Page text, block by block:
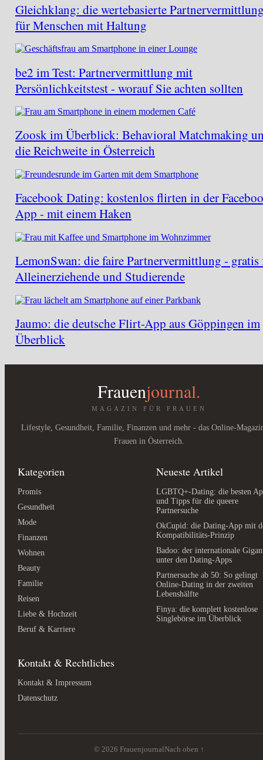
Gleichklang: die wertebasierte
für Menschen mit Haltung
be2 im Test: Partnervermittlung mit
Persönlichkeitstest - worauf Sie achten sollten
Zoosk im Überblick: Behavioral Matchmaking
die Reichweite in Österreich
Facebook Dating: kostenlos flirten in der
App - mit einem Haken
LemonSwan: die faire Partnervermittlung -
Alleinerziehende und Studierende
Jaumo: die deutsche Flirt-App aus Göppingen im
Überblick
Frauenjournal.
MAGAZIN FÜR FRAUEN
Lifestyle, Gesundheit, Familie, Finanzen und mehr - das Online-
Frauen in Österreich.
Kategorien
Promis
Gesundheit
Mode
Finanzen
Wohnen
Beauty
Familie
Reisen
Liebe & Hochzeit
Beruf & Karriere
Neueste Artikel
LGBTQ+-Dating: die besten
und Tipps für die queere
Partnersuche
OkCupid: die Dating-App mit
Kompatibilitäts-Prinzip
Badoo: der internationale
unter den Dating-Apps
Partnersuche ab 50: So gelingt
Online-Dating in der zweiten
Lebenshälfte
Finya: die komplett kostenlose
Singlebörse im Überblick
Kontakt & Rechtliches
Kontakt & Impressum
Datenschutz
© 2026 FrauenjournalNach oben ↑